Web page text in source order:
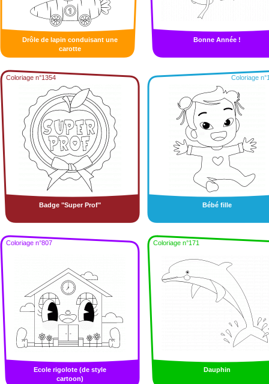
Drôle de lapin conduisant une
carotte
Bonne Année !
Coloriage n°1354
Badge "Super Prof"
Coloriage
Bébé fille
Coloriage n°807
Ecole rigolote (de style
cartoon)
Coloriage n°171
Dauphin